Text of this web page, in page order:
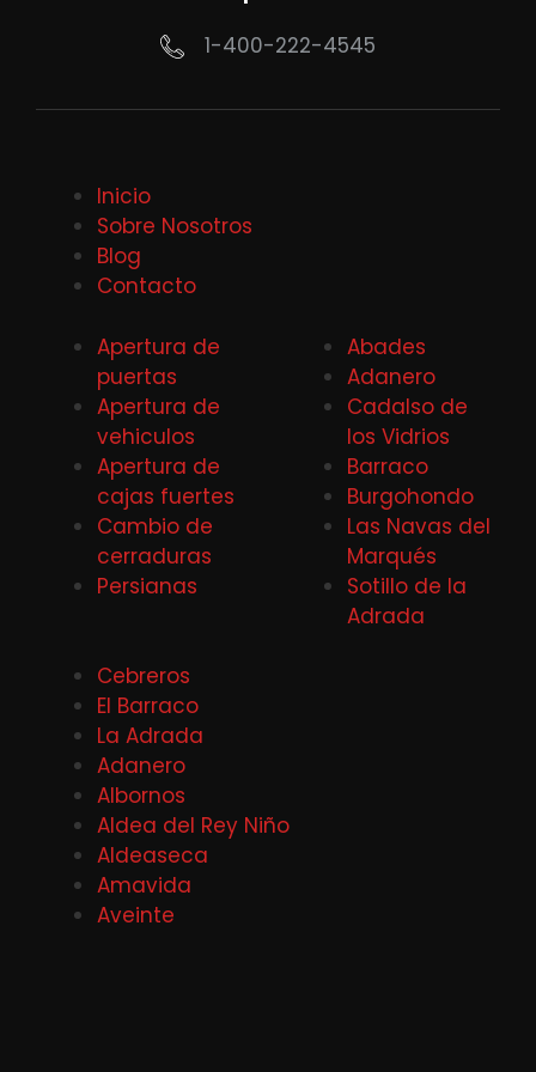
1-400-222-4545
Inicio
Sobre Nosotros
Blog
Contacto
Apertura de
puertas
Apertura de
vehiculos
Apertura de
cajas fuertes
Cambio de
cerraduras
Persianas
Abades
Adanero
Cadalso de
los Vidrios
Barraco
Burgohondo
Las Navas del
Marqués
Sotillo de la
Adrada
Cebreros
El Barraco
La Adrada
Adanero
Albornos
Aldea del Rey Niño
Aldeaseca
Amavida
Aveinte